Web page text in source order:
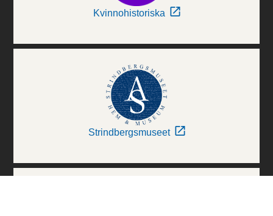
Kvinnohistoriska
Strindbergsmuseet